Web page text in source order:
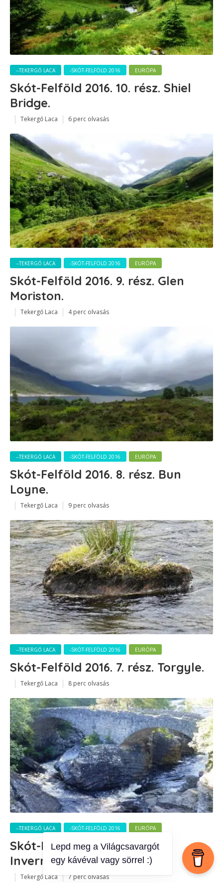
--TEKERGŐ LACA -SKÓT-FELFÖLD 2016 EURÓPA
Skót-Felföld 2016. 10. rész. Shiel
Bridge.
Tekergő Laca 6 perc olvasás
--TEKERGŐ LACA -SKÓT-FELFÖLD 2016 EURÓPA
Skót-Felföld 2016. 9. rész. Glen
Moriston.
Tekergő Laca 4 perc olvasás
--TEKERGŐ LACA -SKÓT-FELFÖLD 2016 EURÓPA
Skót-Felföld 2016. 8. rész. Bun
Loyne.
Tekergő Laca 9 perc olvasás
--TEKERGŐ LACA -SKÓT-FELFÖLD 2016 EURÓPA
Skót-Felföld 2016. 7. rész. Torgyle.
Tekergő Laca 8 perc olvasás
--TEKERGŐ LACA -SKÓT-FELFÖLD 2016 EURÓPA
Skót-Felföld 2016. 6. Rész.
Invermoriston.
Tekergő Laca 7 perc olvasás